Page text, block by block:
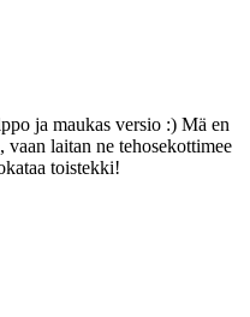
ja maukas versio :) Mä en
vaan laitan ne tehosekottimee
toistekki!